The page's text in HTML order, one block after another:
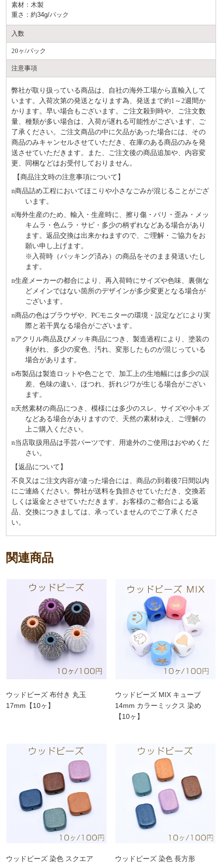
素材：木製
重さ：約34g/パック
入数
20ヶ/パック
注意事項
弊社が取り扱っている商品は、自社の海外工場から直輸入して
います。入荷次第の発送となります為、発送まで約1～2週間か
かります。早い場合もございます。ご注文殺到時や、ご注文数
量、種類が多い場合は、入荷が遅れる可能性がございます、ご
了承ください。ご注文商品の中に欠品があった場合には、その
商品のみキャンセルさせていただき、在庫のある商品のみを発
送させていただきます。また、ご注文後の商品追加や、内容変
更、同梱などはお受付しておりません。
【商品注文時の注意事項について】
n商品詰め⼯程においてほこりや⼩さなごみが混じることがござ
います。
n海外⽣産のため、輸⼊・⽣産時に、擦り傷・バリ・歪み・メッ
キムラ・色ムラ・サビ・多少の柄ずれなどある場合があり
ます。返品交換は出来かねますので、ご理解・ご協⼒をお
願い申し上げます。
※⼊荷時（パッキング済み）の商品をそのまま発送いたし
ます。
n⽣産メーカーの都合により、再⼊荷時にサイズや⾊味、裏側な
どメインではない箇所のデザインが多少変更となる場合が
ございます。
n商品の⾊はブラウザや、PCモニターの環境・設定などにより実
際と若⼲異なる場合がございます。
nアクリル商品及びメッキ商品につき、製造過程により、塗装の
剥がれ、多少の変色、汚れ、変形したものが混じっている
場合があります。
n布製品は製造ロットや色ごとで、加工上の生地幅には多少の誤
差、色味の違い、ほつれ、折れジワが生じる場合がござい
ます。
n天然素材の商品につき、模様には多少のスレ、サイズや小キズ
などある場合がありますので、天然の素材ゆえ、ご理解の
上ご購入ください。
n当店取扱用品は⼿芸パーツです、⽤途外のご使⽤はおやめくだ
さい。
【返品について】
不良又はご注文内容が違った場合には、商品の到着後7日間以内
にご連絡ください。弊社が送料を負担させていただき、交換若
しくは返金とさせていただきます。お客様のご都合による返
品、交換につきましては、承っていませんのでご了承くださ
い。
関連商品
ウッドビーズ 布付き 丸玉
17mm【10ヶ】
ウッドビーズ MIX キューブ
14mm カラーミックス 染め
【10ヶ】
ウッドビーズ 染色 スクエア
ウッドビーズ 染色 長方形